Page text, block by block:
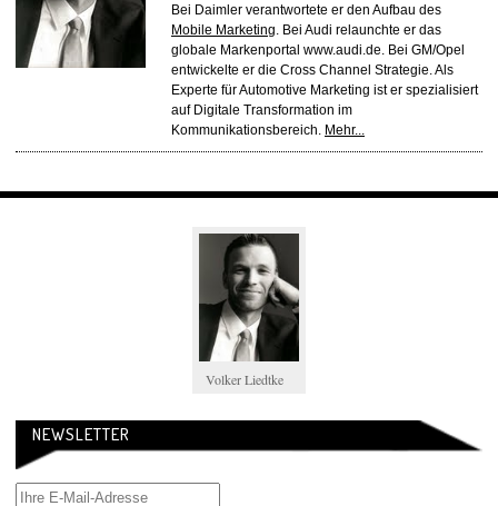
Bei Daimler verantwortete er den Aufbau des
Mobile Marketing . Bei Audi relaunchte er das
globale Markenportal www.audi.de. Bei GM/Opel
entwickelte er die Cross Channel Strategie. Als
Experte für Automotive Marketing ist er spezialisiert
auf Digitale Transformation im
Kommunikationsbereich. Mehr...
Volker Liedtke
NEWSLETTER